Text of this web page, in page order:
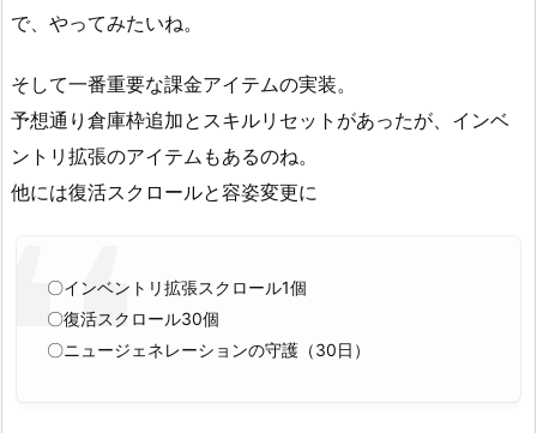
で、やってみたいね。
そして一番重要な課金アイテムの実装。
予想通り倉庫枠追加とスキルリセットがあったが、インベ
ントリ拡張のアイテムもあるのね。
他には復活スクロールと容姿変更に
〇インベントリ拡張スクロール1個
〇復活スクロール30個
〇ニュージェネレーションの守護（30日）